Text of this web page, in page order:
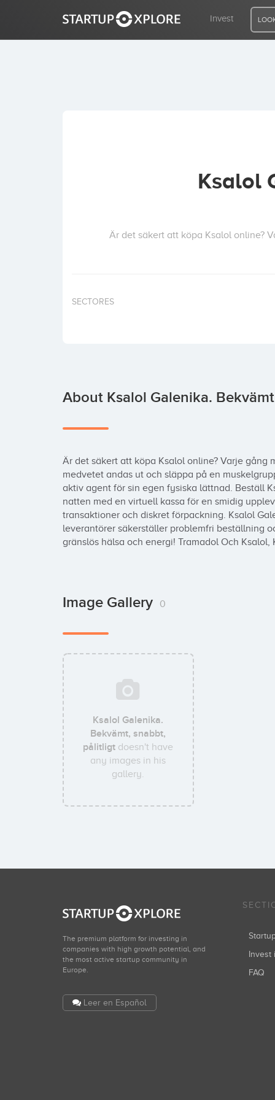
Invest
Ksalol
Är det säkert att köpa Ksalol online?
SECTORES
About Ksalol Galenika.
Är det säkert att köpa Ksalol online? Varje
medvetet andas ut och släppa på en
aktiv agent för sin egen fysiska lättnad. Beställ
natten med en virtuell kassa för en smidig
transaktioner och diskret förpackning. Ksalol
leverantörer säkerställer problemfri beställning
gränslös hälsa och energi! Tramadol Och
Image Gallery 0
Ksalol Galenika.
Bekvämt, snabbt,
pålitligt doesn't have
any images in his
gallery.
The premium platform for investing in
companies with high growth potential, and
the most active startup community in
Europe.
Leer en Español
FAQ